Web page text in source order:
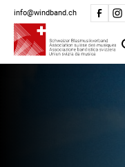
info@windband.ch